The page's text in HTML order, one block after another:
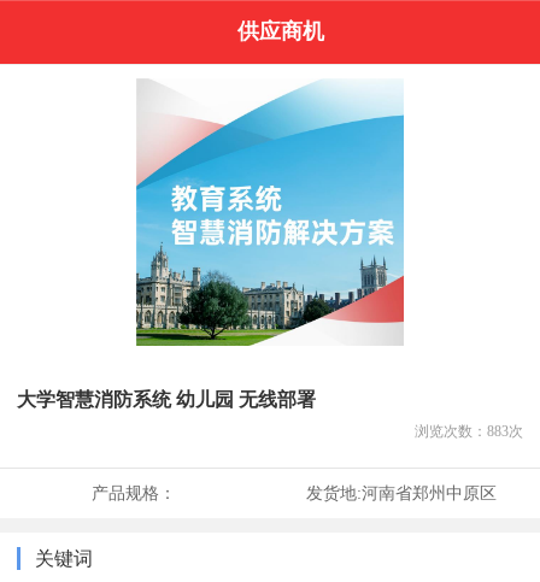
供应商机
大学智慧消防系统 幼儿园 无线部署
浏览次数： 883次
产品规格： 发货地:河南省郑州中原区
关键词